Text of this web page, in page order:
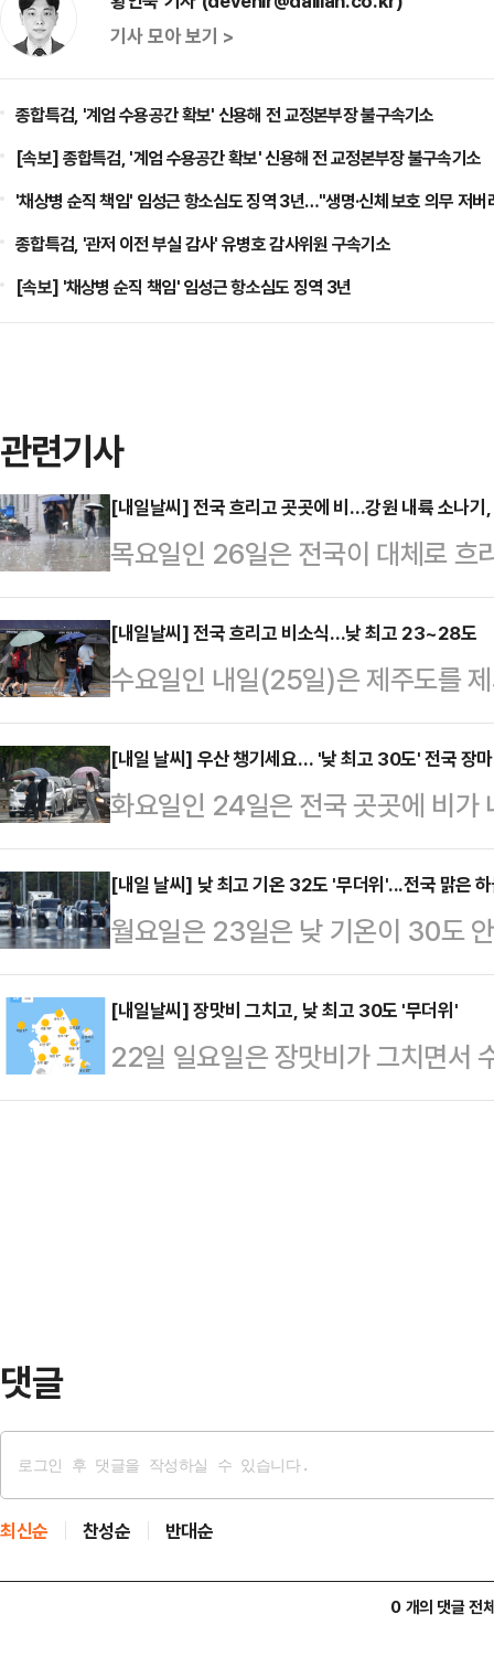
기사 모아 보기 >
종합특검, '계엄 수용공간 확보' 신용해 전 교정본부장 불구속기소
[속보] 종합특검, '계엄 수용공간 확보' 신용해 전 교정본부장 불구속기소
'채상병 순직 책임' 임성근 항소심도 징역 3년…"생명·신체 보호 의무 저버
종합특검, '관저 이전 부실 감사' 유병호 감사위원 구속기소
[속보] '채상병 순직 책임' 임성근 항소심도 징역 3년
관련기사
[내일날씨] 전국 흐리고 곳곳에 비…강원 내륙 소나기
목요일인 26일은 전국이 대체로 흐
제주도는 구름 많다가 밤부터 차차
26일 새벽까지는 강원도와 충북을
까지는 대부분 지역에서 비가 소강
북 일부 지역에는 오전 6시에서 9
어지는 곳도 있겠다.오후 3시부터
로 소나기가 내릴 가능성이 있으
최저기온 18~2…
[내일날씨] 전국 흐리고 비소식…낮 최고 23~28도
수요일인 내일(25일)은 제주도를
일 기상청에 따르면 오는 25일은
비가 내리겠다.이날부터 25일까지
도, 대전·세종·충남, 충북, 대구·
5~30㎜, 전북 10~40㎜ ▲부산
5∼20㎜ 내외다. 일부 지역에서는
인다.아침 최저기온은 18~22도,
주요 지역별 예…
[내일 날씨] 우산 챙기세요… '낮 최고 30도' 전국 장
화요일인 24일은 전국 곳곳에 비가
다.23일 기상청에 따르면 내일은
오전부터 충청권남부와 전북, 경북
내륙, 충청권북부, 경북북부에 비
부, 강원도(강원중·남부내륙 제외)
경기, 강원도, 대전·세종·충남, 충북
경북, 울릉도·독도 20∼60㎜,
20∼60㎜(많…
[내일 날씨] 낮 최고 기온 32도 '무더위'...전국 맑은
월요일은 23일은 낮 기온이 30도
다.기상청에 따르면 아침 최저기
예상된다.온열질환 발생 가능성이
중독 예방을 위해 음식도 철저히 관
▲서울 19도 ▲인천 19도 ▲춘천
[내일날씨] 장맛비 그치고, 낮 최고 30도 '무더위'
22일 일요일은 장맛비가 그치면서
고 남부 지방도 대체로 흐리다가 오
댓글
최신순 찬성순 반대순
0 개의 댓글 전